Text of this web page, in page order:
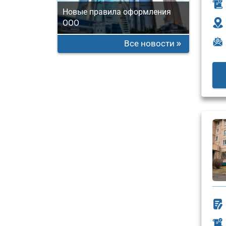
Новые правила оформления
ООО
Все новости